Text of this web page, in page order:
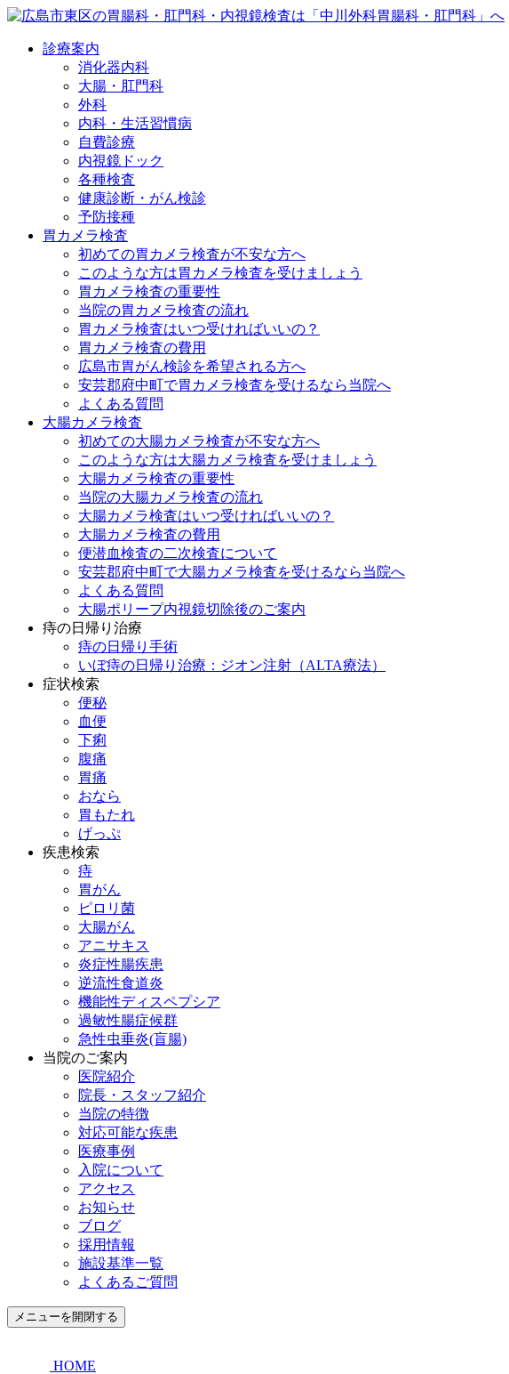
診療案内
消化器内科
大腸・肛門科
外科
内科・生活習慣病
自費診療
内視鏡ドック
各種検査
健康診断・がん検診
予防接種
胃カメラ検査
初めての胃カメラ検査が不安な方へ
このような方は胃カメラ検査を受けましょう
胃カメラ検査の重要性
当院の胃カメラ検査の流れ
胃カメラ検査はいつ受ければいいの？
胃カメラ検査の費用
広島市胃がん検診を希望される方へ
安芸郡府中町で胃カメラ検査を受けるなら当院へ
よくある質問
大腸カメラ検査
初めての大腸カメラ検査が不安な方へ
このような方は大腸カメラ検査を受けましょう
大腸カメラ検査の重要性
当院の大腸カメラ検査の流れ
大腸カメラ検査はいつ受ければいいの？
大腸カメラ検査の費用
便潜血検査の二次検査について
安芸郡府中町で大腸カメラ検査を受けるなら当院へ
よくある質問
大腸ポリープ内視鏡切除後のご案内
痔の日帰り治療
痔の日帰り手術
いぼ痔の日帰り治療：ジオン注射（ALTA療法）
症状検索
便秘
血便
下痢
腹痛
胃痛
おなら
胃もたれ
げっぷ
疾患検索
痔
胃がん
ピロリ菌
大腸がん
アニサキス
炎症性腸疾患
逆流性食道炎
機能性ディスペプシア
過敏性腸症候群
急性虫垂炎(盲腸)
当院のご案内
医院紹介
院長・スタッフ紹介
当院の特徴
対応可能な疾患
医療事例
入院について
アクセス
お知らせ
ブログ
採用情報
施設基準一覧
よくあるご質問
メニューを開閉する
HOME